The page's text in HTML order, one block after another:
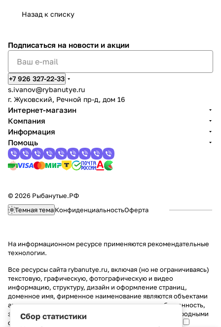
Назад к списку
Подписаться на новости и акции
+7 926 327-22-33
s.ivanov@rybanutye.ru
г. Жуковский, Речной пр-д, дом 16
Интернет-магазин
Компания
Информация
Помощь
© 2026 Рыбанутые.РФ
Сбор статистики
Темная темаКонфиденциальностьОферта
На информационном ресурсе применяются рекомендательные
технологии.
Все ресурсы сайта rybanutye.ru, включая (но не ограничиваясь)
текстовую, графическую, фотографическую и видео
информацию, структуру, дизайн и оформление страниц,
доменное имя, фирменное наименование являются объектами
авторского права и прав на интеллектуальную собственность,
защищены российским законодательством и международными
соглашениями об охране авторских прав.